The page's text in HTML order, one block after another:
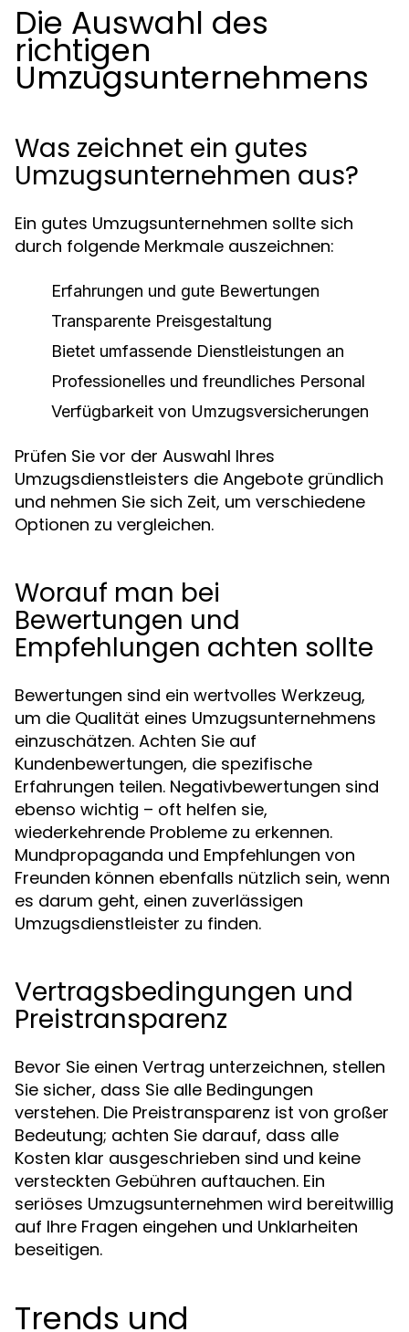
Die Auswahl des
richtigen
Umzugsunternehmens
Was zeichnet ein gutes
Umzugsunternehmen aus?
Ein gutes Umzugsunternehmen sollte sich
durch folgende Merkmale auszeichnen:
Erfahrungen und gute Bewertungen
Transparente Preisgestaltung
Bietet umfassende Dienstleistungen an
Professionelles und freundliches Personal
Verfügbarkeit von Umzugsversicherungen
Prüfen Sie vor der Auswahl Ihres
Umzugsdienstleisters die Angebote gründlich
und nehmen Sie sich Zeit, um verschiedene
Optionen zu vergleichen.
Worauf man bei
Bewertungen und
Empfehlungen achten sollte
Bewertungen sind ein wertvolles Werkzeug,
um die Qualität eines Umzugsunternehmens
einzuschätzen. Achten Sie auf
Kundenbewertungen, die spezifische
Erfahrungen teilen. Negativbewertungen sind
ebenso wichtig – oft helfen sie,
wiederkehrende Probleme zu erkennen.
Mundpropaganda und Empfehlungen von
Freunden können ebenfalls nützlich sein, wenn
es darum geht, einen zuverlässigen
Umzugsdienstleister zu finden.
Vertragsbedingungen und
Preistransparenz
Bevor Sie einen Vertrag unterzeichnen, stellen
Sie sicher, dass Sie alle Bedingungen
verstehen. Die Preistransparenz ist von großer
Bedeutung; achten Sie darauf, dass alle
Kosten klar ausgeschrieben sind und keine
versteckten Gebühren auftauchen. Ein
seriöses Umzugsunternehmen wird bereitwillig
auf Ihre Fragen eingehen und Unklarheiten
beseitigen.
Trends und